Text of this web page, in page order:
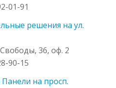
01-91
решения на ул.
36, оф. 2
90-15
на просп.